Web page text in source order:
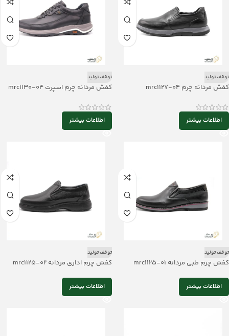
توقف تولید
کفش مردانه چرم mrc1127-04
اطلاعات بیشتر
توقف تولید
کفش مردانه چرم اسپرت mrc1130-04
اطلاعات بیشتر
توقف تولید
کفش چرم طبی مردانه mrc1125-01
اطلاعات بیشتر
توقف تولید
کفش چرم اداری مردانه mrc1125-02
اطلاعات بیشتر